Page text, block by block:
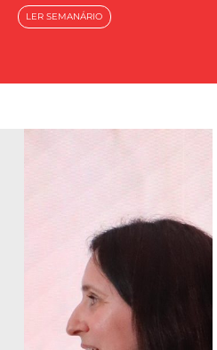
LER SEMANÁRIO